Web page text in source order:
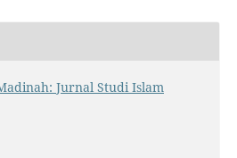
Jurnal Studi Islam